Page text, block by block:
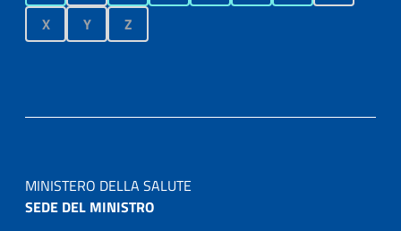
X
Y Z
MINISTERO DELLA SALUTE
SEDE DEL MINISTRO